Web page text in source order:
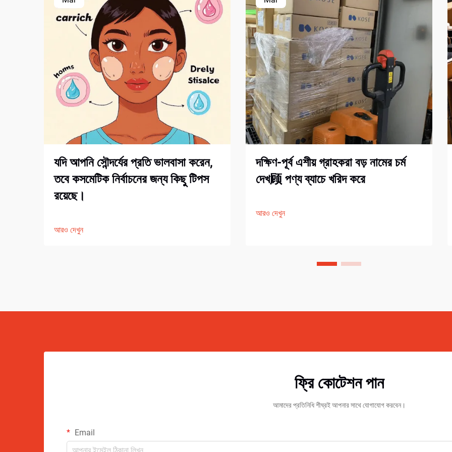
যদি আপনি সৌন্দর্যের প্রতি ভালবাসা করেন,
তবে কসমেটিক নির্বাচনের জন্য কিছু টিপস
রয়েছে।
আরও দেখুন
দক্ষিণ-পূর্ব এশীয় গ্রাহকরা বড় নামের চর্ম
দেখ顾 পণ্য ব্যাচে খরিদ করে
আরও দেখুন
ফ্রি কোটেশন পান
আমাদের প্রতিনিধি শীঘ্রই আপনার সাথে যোগাযোগ করবেন।
Email